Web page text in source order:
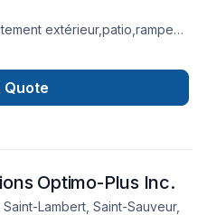
extérieur,patio,rampe
Quote
Optimo-Plus Inc.
Saint-Lambert, Saint-Sauveur,